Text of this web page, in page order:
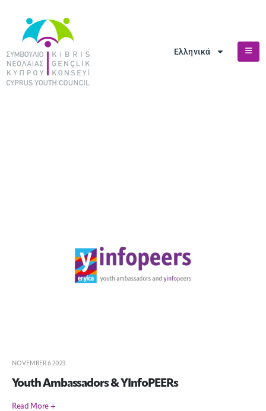
Ελληνικά
NOVEMBER 6 2023
Youth Ambassadors & YInfoPEERs
Read More +